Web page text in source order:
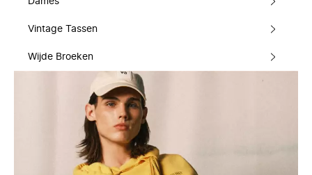
Vintage Tassen
Wijde Broeken